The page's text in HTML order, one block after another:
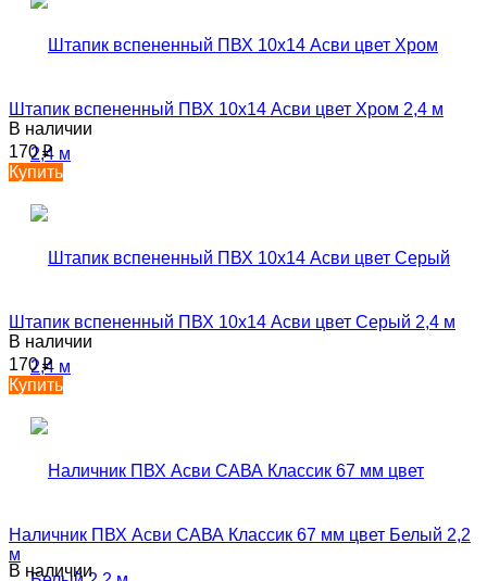
Штапик вспененный ПВХ 10х14 Асви цвет Хром 2,4 м
В наличии
170₽
Купить
Штапик вспененный ПВХ 10х14 Асви цвет Серый 2,4 м
В наличии
170₽
Купить
Наличник ПВХ Асви САВА Классик 67 мм цвет Белый 2,2
м
В наличии